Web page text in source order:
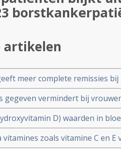
artikelen
meer complete remissies
ondergaan in
gegeven vermindert bij
vermoeidheid, eetlustverlies
D) waarden in
aan borstkanker dan
zoals vitamine C en